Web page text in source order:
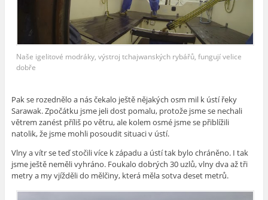
Naše igelitové modráky, výstroj tchajwanských rybářů, fungují velice
dobře
Pak se rozednělo a nás čekalo ještě nějakých osm mil k ústí řeky
Sarawak. Zpočátku jsme jeli dost pomalu, protože jsme se nechali
větrem zanést příliš po větru, ale kolem osmé jsme se přiblížili
natolik, že jsme mohli posoudit situaci v ústí.
Vlny a vítr se teď stočili více k západu a ústí tak bylo chráněno. I tak
jsme ještě neměli vyhráno. Foukalo dobrých 30 uzlů, vlny dva až tři
metry a my vjížděli do mělčiny, která měla sotva deset metrů.